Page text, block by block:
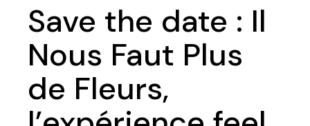
Save the date : Il
Nous Faut Plus
de Fleurs,